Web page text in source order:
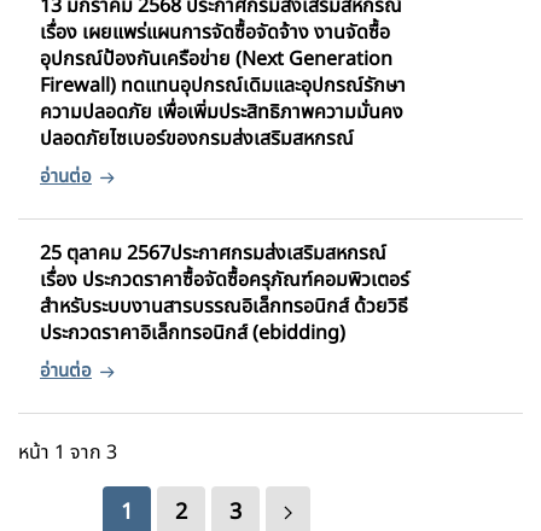
13 มกราคม 2568 ประกาศกรมส่งเสริมสหกรณ์
เรื่อง เผยแพร่แผนการจัดซื้อจัดจ้าง งานจัดซื้อ
อุปกรณ์ป้องกันเครือข่าย (Next Generation
Firewall) ทดแทนอุปกรณ์เดิมและอุปกรณ์รักษา
ความปลอดภัย เพื่อเพิ่มประสิทธิภาพความมั่นคง
ปลอดภัยไซเบอร์ของกรมส่งเสริมสหกรณ์
25 ตุลาคม 2567ประกาศกรมส่งเสริมสหกรณ์
เรื่อง ประกวดราคาซื้อจัดซื้อครุภัณฑ์คอมพิวเตอร์
สำหรับระบบงานสารบรรณอิเล็กทรอนิกส์ ด้วยวิธี
ประกวดราคาอิเล็กทรอนิกส์ (ebidding)
หน้า 1 จาก 3
1 2 3